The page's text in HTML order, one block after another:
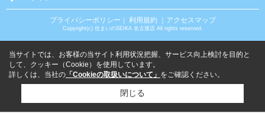
プライバシーポリシー ｜ 利用規約 ｜アクセスマップ
Copyright(c) 住まいのSEIKA 名古屋店 All rights reserved.
当サイトでは、お客様の当サイト利用状況把握、サービス向上検討を目的と
して、クッキー（Cookie）を使用しています。
詳しくは、当社の 「Cookieの取扱いについて」 をご確認ください。
閉じる